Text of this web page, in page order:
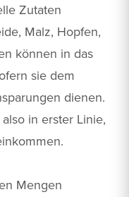
Zutaten
Malz, Hopfen,
können in das
sie dem
dienen.
in erster Linie,
Mengen